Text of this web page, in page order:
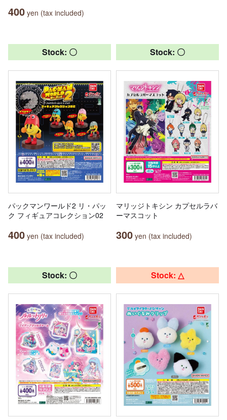
400 yen (tax included)
Stock: 〇
パックマンワールド2 リ・パッ
ク フィギュアコレクション02
400 yen (tax included)
Stock: 〇
マリッジトキシン カプセルラバ
ーマスコット
300 yen (tax included)
Stock: 〇 Stock: △